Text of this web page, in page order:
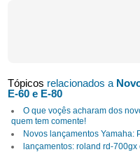
Tópicos relacionados a
E-60 e E-80
O que voçês acharam dos
quem tem comente!
Novos lançamentos Yamaha:
lançamentos: roland rd-700gx